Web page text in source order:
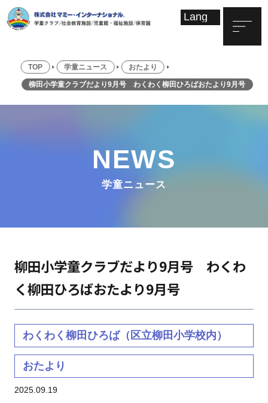
TOP 学童ニュース おたより
柳田小学童クラブだより9月号 わくわく柳田ひろばおたより9月号
NEWS
学童ニュース
柳田小学童クラブだより9月号 わくわ
く柳田ひろばおたより9月号
わくわく柳田ひろば（区立柳田小学校内）
おたより
2025.09.19